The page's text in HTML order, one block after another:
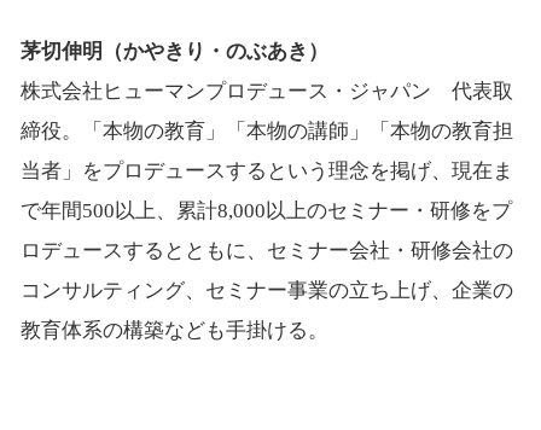
茅切伸明（かやきり・のぶあき）
株式会社ヒューマンプロデュース・ジャパン 代表取
締役。「本物の教育」「本物の講師」「本物の教育担
当者」をプロデュースするという理念を掲げ、現在ま
で年間500以上、累計8,000以上のセミナー・研修をプ
ロデュースするとともに、セミナー会社・研修会社の
コンサルティング、セミナー事業の立ち上げ、企業の
教育体系の構築なども手掛ける。